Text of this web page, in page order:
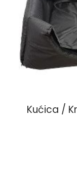
Kućica /